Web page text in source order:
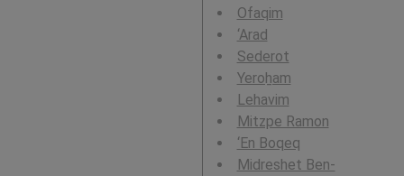
Ofaqim
‘Arad
Sederot
Yeroẖam
Lehavim
Mitzpe Ramon
‘En Boqeq
Midreshet Ben-